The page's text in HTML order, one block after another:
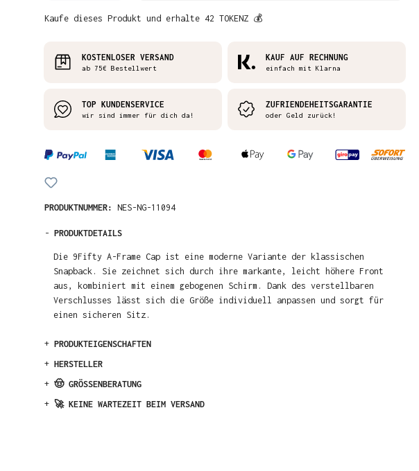
Kaufe dieses Produkt und erhalte 42 TOKENZ 💰
KOSTENLOSER VERSAND
ab 75€ Bestellwert
KAUF AUF RECHNUNG
einfach mit Klarna
TOP KUNDENSERVICE
wir sind immer für dich da!
ZUFRIENDEHEITSGARANTIE
oder Geld zurück!
PRODUKTNUMMER: NES-NG-11094
- PRODUKTDETAILS
Die 9Fifty A-Frame Cap ist eine moderne Variante der klassischen
Snapback. Sie zeichnet sich durch ihre markante, leicht höhere Front
aus, kombiniert mit einem gebogenen Schirm. Dank des verstellbaren
Verschlusses lässt sich die Größe individuell anpassen und sorgt für
einen sicheren Sitz.
+ PRODUKTEIGENSCHAFTEN
+ HERSTELLER
+ 🤠 GRÖSSENBERATUNG
+ 🚀 KEINE WARTEZEIT BEIM VERSAND